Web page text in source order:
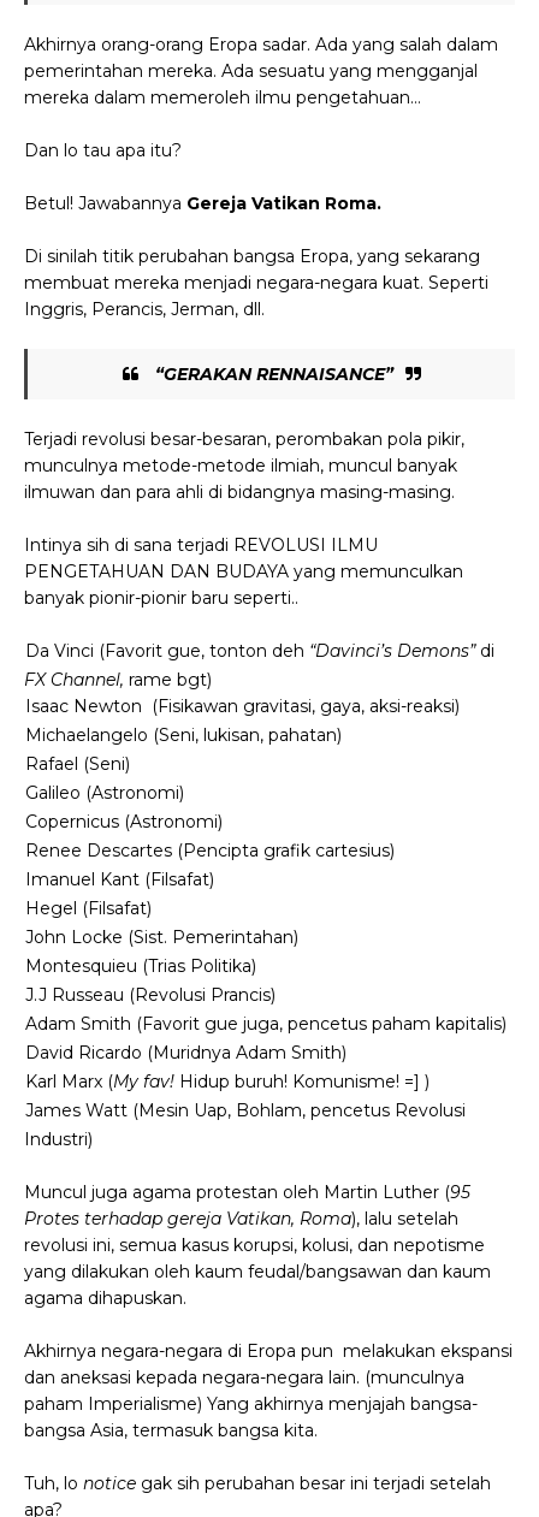
Akhirnya orang-orang Eropa sadar. Ada yang salah dalam
pemerintahan mereka. Ada sesuatu yang mengganjal
mereka dalam memeroleh ilmu pengetahuan…
Dan lo tau apa itu?
Betul! Jawabannya Gereja Vatikan Roma.
Di sinilah titik perubahan bangsa Eropa, yang sekarang
membuat mereka menjadi negara-negara kuat. Seperti
Inggris, Perancis, Jerman, dll.
“GERAKAN RENNAISANCE”
Terjadi revolusi besar-besaran, perombakan pola pikir,
munculnya metode-metode ilmiah, muncul banyak
ilmuwan dan para ahli di bidangnya masing-masing.
Intinya sih di sana terjadi REVOLUSI ILMU
PENGETAHUAN DAN BUDAYA yang memunculkan
banyak pionir-pionir baru seperti..
Da Vinci (Favorit gue, tonton deh “Davinci’s Demons”di
FX Channel, rame bgt)
Isaac Newton (Fisikawan gravitasi, gaya, aksi-reaksi)
Michaelangelo (Seni, lukisan, pahatan)
Rafael (Seni)
Galileo (Astronomi)
Copernicus (Astronomi)
Renee Descartes (Pencipta grafik cartesius)
Imanuel Kant (Filsafat)
Hegel (Filsafat)
John Locke (Sist. Pemerintahan)
Montesquieu (Trias Politika)
J.J Russeau (Revolusi Prancis)
Adam Smith (Favorit gue juga, pencetus paham kapitalis)
David Ricardo (Muridnya Adam Smith)
Karl Marx (My fav! Hidup buruh! Komunisme! =] )
James Watt (Mesin Uap, Bohlam, pencetus Revolusi
Industri)
Muncul juga agama protestan oleh Martin Luther (95
Protes terhadap gereja Vatikan, Roma), lalu setelah
revolusi ini, semua kasus korupsi, kolusi, dan nepotisme
yang dilakukan oleh kaum feudal/bangsawan dan kaum
agama dihapuskan.
Akhirnya negara-negara di Eropa pun melakukan ekspansi
dan aneksasi kepada negara-negara lain. (munculnya
paham Imperialisme) Yang akhirnya menjajah bangsa-
bangsa Asia, termasuk bangsa kita.
Tuh, lo notice gak sih perubahan besar ini terjadi setelah
apa?